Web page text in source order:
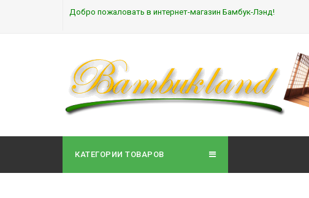
Добро пожаловать в интернет-магазин Бамбук-Лэнд!
КАТЕГОРИИ ТОВАРОВ